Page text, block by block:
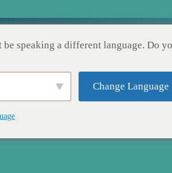
I Nostri Lavori
speaking a different language. Do
Change Language